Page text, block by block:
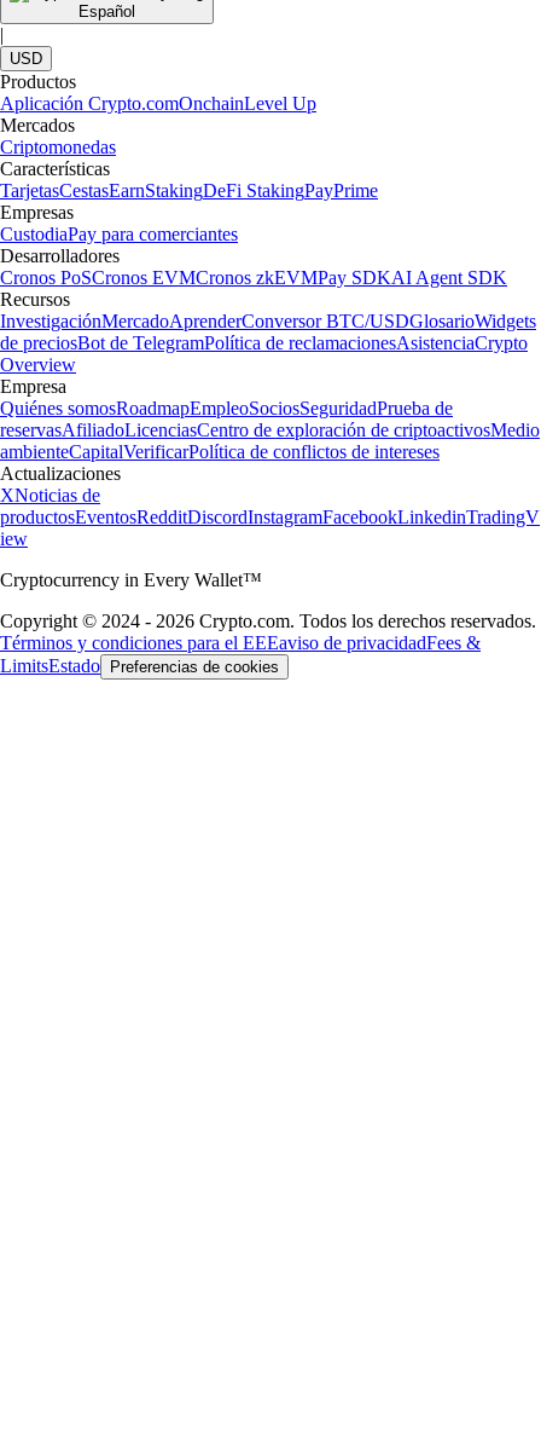
Español
|
USD
Productos
Aplicación Crypto.comOnchainLevel Up
Mercados
Criptomonedas
Características
TarjetasCestasEarnStakingDeFi StakingPayPrime
Empresas
CustodiaPay para comerciantes
Desarrolladores
Cronos PoSCronos EVMCronos zkEVMPay SDKAI Agent SDK
Recursos
InvestigaciónMercadoAprenderConversor BTC/USDGlosarioWidgets
de preciosBot de TelegramPolítica de reclamacionesAsistenciaCrypto
Overview
Empresa
Quiénes somosRoadmapEmpleoSociosSeguridadPrueba de
reservasAfiliadoLicenciasCentro de exploración de criptoactivosMedio
ambienteCapitalVerificarPolítica de conflictos de intereses
Actualizaciones
XNoticias de
productosEventosRedditDiscordInstagramFacebookLinkedinTradingV
iew
Cryptocurrency in Every Wallet™
Copyright © 2024 - 2026 Crypto.com. Todos los derechos reservados.
Términos y condiciones para el EEEaviso de privacidadFees &
LimitsEstado Preferencias de cookies